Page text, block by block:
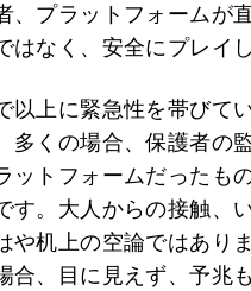
、プラットフォームが
はなく、安全にプレイ
以上に緊急性を帯びて
多くの場合、保護者の
ットフォームだったも
す。大人からの接触、
や机上の空論ではあり
合、目に見えず、予兆